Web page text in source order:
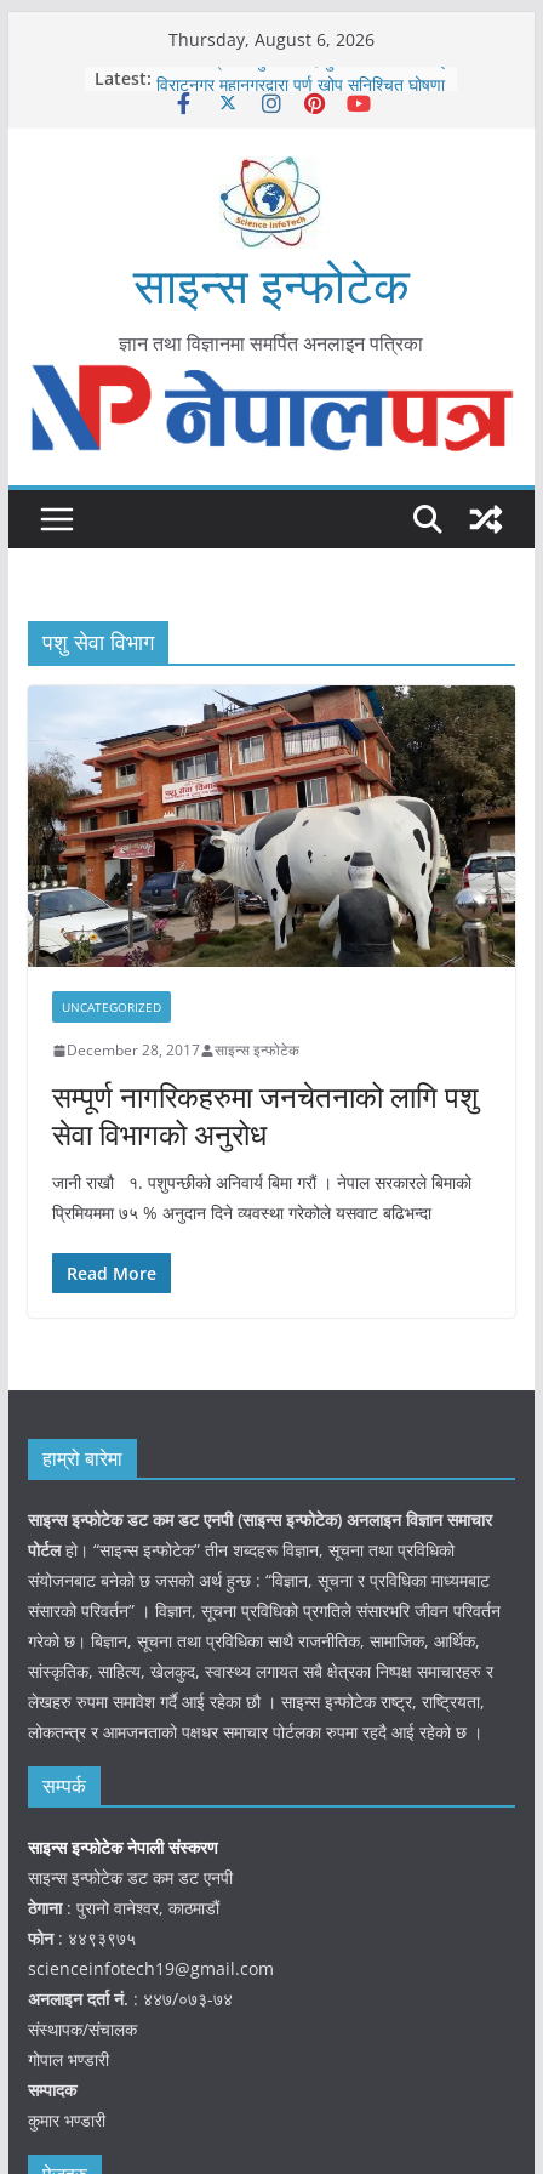
Thursday, August 6, 2026
Latest:
कोरोना संक्रमण पुष्टिपछि दार्चुलाका सीमामा कडाइ
विराटनगर महानगरद्वारा पूर्ण खोप सुनिश्चित घोषणा
तयारी
आयुर्वेद चिकित्सा प्रणालीको भूमिका महत्वपूर्ण छ :
मुख्यमन्त्री शाह
काभ्रेपलाञ्चोकमा आयुर्वेद स्वास्थ्योपचारतर्फ
साइन्स इन्फोटेक
ज्ञान तथा विज्ञानमा समर्पित अनलाइन पत्रिका
पशु सेवा विभाग
UNCATEGORIZED
December 28, 2017 साइन्स इन्फोटेक
सम्पूर्ण नागरिकहरुमा जनचेतनाको लागि पशु
सेवा विभागको अनुरोध
जानी राखौ १. पशुपन्छीको अनिवार्य बिमा गरौं । नेपाल सरकारले बिमाको
प्रिमियममा ७५ % अनुदान दिने व्यवस्था गरेकोले यसवाट बढिभन्दा
Read More
हाम्रो बारेमा
साइन्स इन्फोटेक डट कम डट एनपी (साइन्सइन्फोटेक) अनलाइन विज्ञान समाचार
पोर्टलहो। “साइन्स इन्फोटेक” तीन शब्दहरू विज्ञान, सूचना तथा प्रविधिको
संयोजनबाट बनेको छ जसको अर्थ हुन्छ : “विज्ञान, सूचना र प्रविधिका माध्यमबाट
संसारको परिवर्तन” । विज्ञान, सूचना प्रविधिको प्रगतिले संसारभरि जीवन परिवर्तन
गरेको छ। बिज्ञान, सूचना तथा प्रविधिका साथै राजनीतिक, सामाजिक, आर्थिक,
सांस्कृतिक, साहित्य, खेलकुद, स्वास्थ्य लगायत सबै क्षेत्रका निष्पक्ष समाचारहरु र
लेखहरु रुपमा समावेश गर्दै आई रहेका छौ । साइन्स इन्फोटेक राष्ट्र, राष्ट्रियता,
लोकतन्त्र र आमजनताको पक्षधर समाचार पोर्टलका रुपमा रहदै आई रहेको छ ।
सम्पर्क
साइन्स इन्फोटेक नेपाली संस्करण
साइन्स इन्फोटेक डट कम डट एनपी
ठेगाना: पुरानो वानेश्वर, काठमाडौं
फोन: ४४९३९७५
scienceinfotech19@gmail.com
अनलाइन दर्ता नं. : ४४७/०७३-७४
संस्थापक/संचालक
गोपाल भण्डारी
सम्पादक
कुमार भण्डारी